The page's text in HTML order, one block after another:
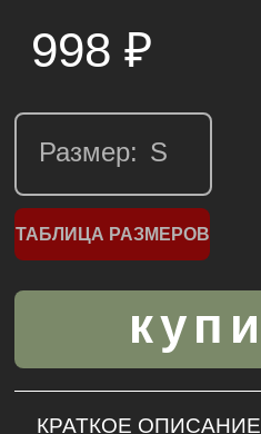
998 ₽
Размер:
ТАБЛИЦА РАЗМЕРОВ
КРАТКОЕ ОПИСАНИЕ